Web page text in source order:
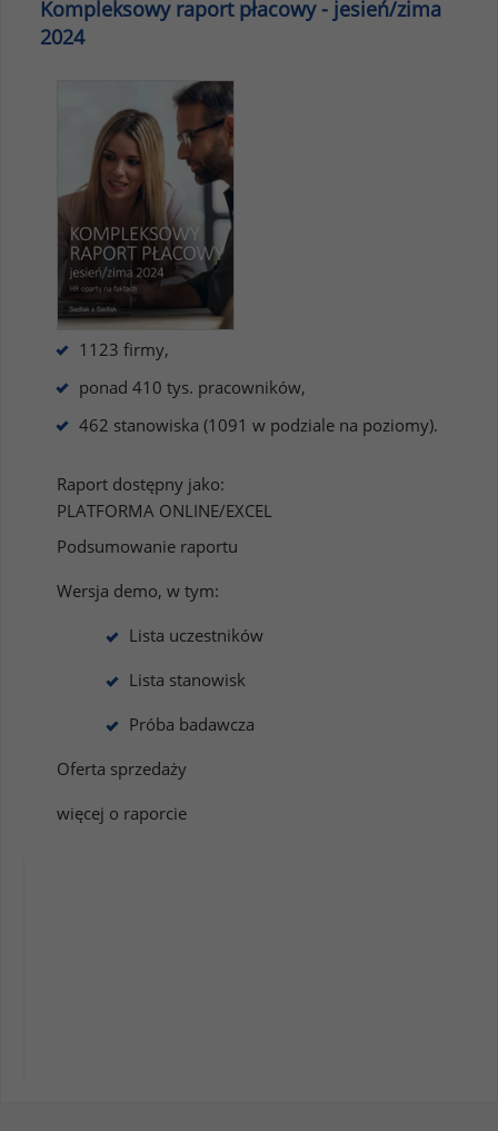
Kompleksowy raport płacowy - jesień/zima
2024
1123 firmy,
ponad 410 tys. pracowników,
462 stanowiska (1091 w podziale na poziomy).
Raport dostępny jako:
PLATFORMA ONLINE/EXCEL
Podsumowanie raportu
Wersja demo, w tym:
Lista uczestników
Lista stanowisk
Próba badawcza
Oferta sprzedaży
więcej o raporcie